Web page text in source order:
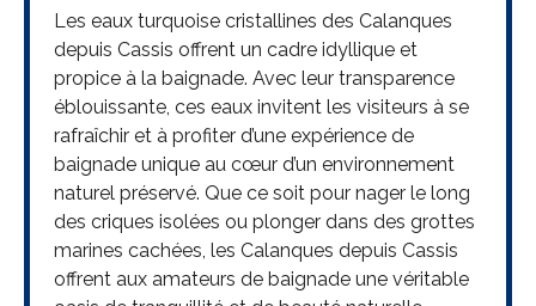
Les eaux turquoise cristallines des Calanques
depuis Cassis offrent un cadre idyllique et
propice à la baignade. Avec leur transparence
éblouissante, ces eaux invitent les visiteurs à se
rafraîchir et à profiter d’une expérience de
baignade unique au cœur d’un environnement
naturel préservé. Que ce soit pour nager le long
des criques isolées ou plonger dans des grottes
marines cachées, les Calanques depuis Cassis
offrent aux amateurs de baignade une véritable